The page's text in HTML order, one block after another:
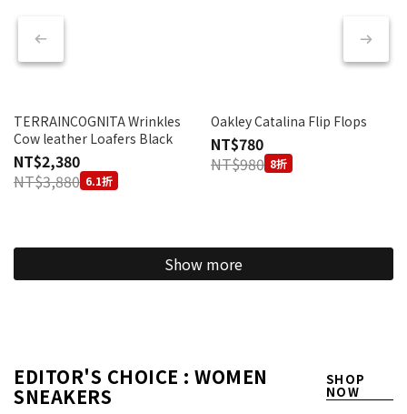
TERRAINCOGNITA Wrinkles
Cow leather Loafers Black
NT$2,380
NT$3,880 6.1折
Oakley Catalina Flip Flops
NT$780
NT$980 8折
Show more
EDITOR'S CHOICE : WOMEN
SNEAKERS
SHOP
NOW